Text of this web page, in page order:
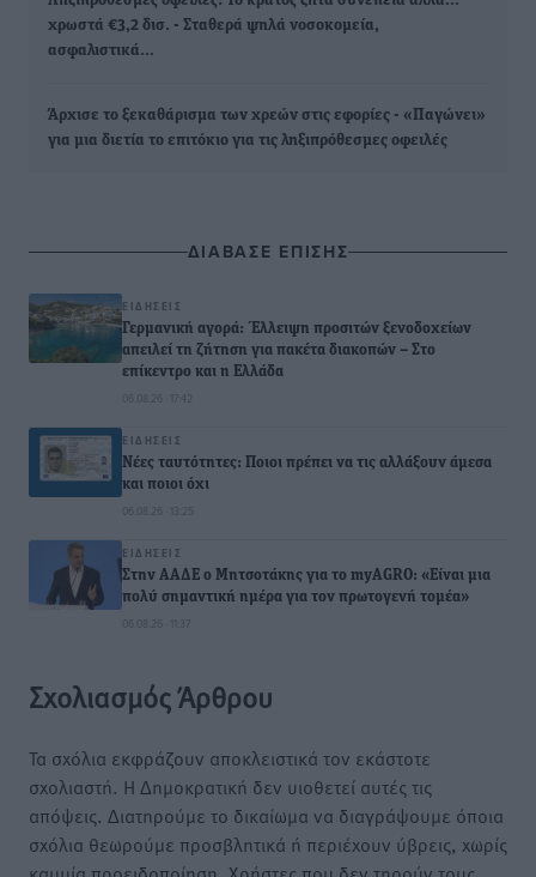
χρωστά €3,2 δισ. - Σταθερά ψηλά νοσοκομεία,
ασφαλιστικά…
Άρχισε το ξεκαθάρισμα των χρεών στις εφορίες - «Παγώνει»
για μια διετία το επιτόκιο για τις ληξιπρόθεσμες οφειλές
ΔΙΑΒΑΣΕ ΕΠΙΣΗΣ
ΕΙΔΉΣΕΙΣ
Γερμανική αγορά: Έλλειψη προσιτών ξενοδοχείων
απειλεί τη ζήτηση για πακέτα διακοπών – Στο
επίκεντρο και η Ελλάδα
06.08.26 · 17:42
ΕΙΔΉΣΕΙΣ
Νέες ταυτότητες: Ποιοι πρέπει να τις αλλάξουν άμεσα
και ποιοι όχι
06.08.26 · 13:25
ΕΙΔΉΣΕΙΣ
Στην ΑΑΔΕ ο Μητσοτάκης για το myAGRO: «Είναι μια
πολύ σημαντική ημέρα για τον πρωτογενή τομέα»
06.08.26 · 11:37
Σχολιασμός Άρθρου
Τα σχόλια εκφράζουν αποκλειστικά τον εκάστοτε
σχολιαστή. Η Δημοκρατική δεν υιοθετεί αυτές τις
απόψεις. Διατηρούμε το δικαίωμα να διαγράψουμε όποια
σχόλια θεωρούμε προσβλητικά ή περιέχουν ύβρεις, χωρίς